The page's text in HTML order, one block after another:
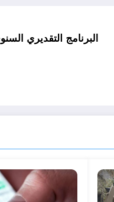
البرنامج التقديري السنوي